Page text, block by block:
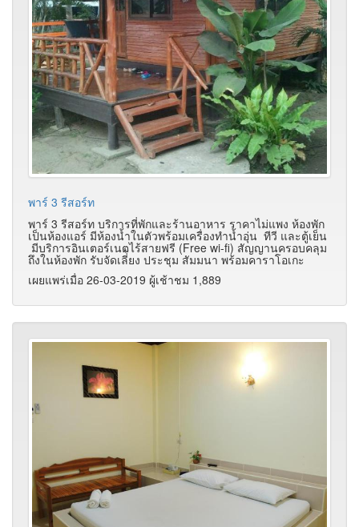
พาร์ 3 รีสอร์ท
พาร์ 3 รีสอร์ท บริการที่พักและร้านอาหาร ราคาไม่แพง ห้องพัก
เป็นห้องแอร์ มีห้องน้ำในตัวพร้อมเครื่องทำน้ำอุ่น ทีวี และตู้เย็น
มีบริการอินเตอร์เนตไร้สายฟรี (Free wi-fi) สัญญานครอบคลุม
ถึงในห้องพัก รับจัดเลี่้ยง ประชุม สัมมนา พร้อมคาราโอเกะ
เผยแพร่เมื่อ 26-03-2019 ผู้เช้าชม 1,889